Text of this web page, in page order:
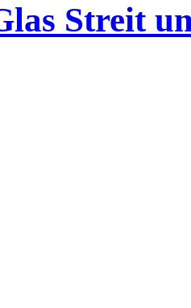
Streit